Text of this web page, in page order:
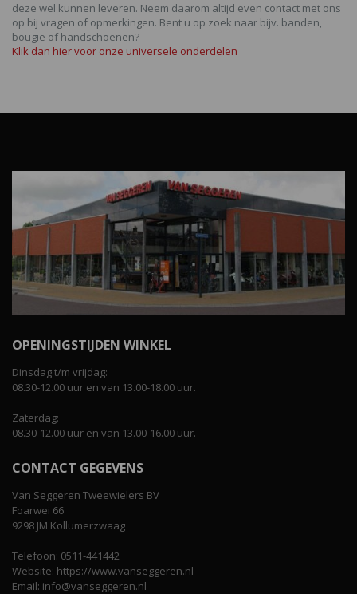
deze wel kunnen leveren. Neem daarom altijd even contact met ons
op bij vragen of opmerkingen. Bent u op zoek naar bijv. banden,
bougie of handschoenen?
Klik dan hier voor onze universele onderdelen
OPENINGSTIJDEN WINKEL
Dinsdag t/m vrijdag:
08.30-12.00 uur en van 13.00-18.00 uur.
Zaterdag:
08.30-12.00 uur en van 13.00-16.00 uur.
CONTACT GEGEVENS
Van Seggeren Tweewielers BV
Foarwei 66
9298 JM Kollumerzwaag
Telefoon: 0511-441442
Website: https://www.vanseggeren.nl
Email: info@vanseggeren.nl